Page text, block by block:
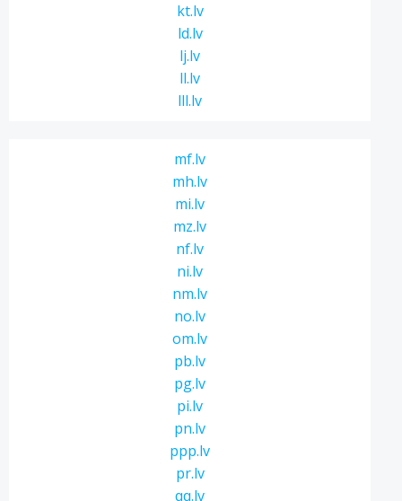
kt.lv
ld.lv
lj.lv
ll.lv
lll.lv
mf.lv
mh.lv
mi.lv
mz.lv
nf.lv
ni.lv
nm.lv
no.lv
om.lv
pb.lv
pg.lv
pi.lv
pn.lv
ppp.lv
pr.lv
qq.lv